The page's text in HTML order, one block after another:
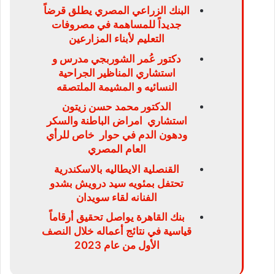
البنك الزراعي المصري يطلق قرضاً
جديداً للمساهمة في مصروفات
التعليم لأبناء المزارعين
دكتور عُمر الشوربجي مدرس و
استشاري المناظير الجراحية
النسائيه و المشيمة الملتصقه
الدكتور محمد حسن زيتون
استشاري امراض الباطنة والسكر
ودهون الدم في حوار خاص للرأي
العام المصري
القنصلية الايطاليه بالاسكندرية
تحتفل بمئويه سيد درويش بشدو
الفنانه لقاء سويدان
بنك القاهرة يواصل تحقيق أرقاماً
قياسية في نتائج أعماله خلال النصف
الأول من عام 2023